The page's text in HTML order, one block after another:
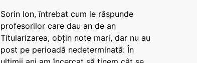
Sorin Ion, întrebat cum le răspunde
profesorilor care dau an de an
Titularizarea, obțin note mari, dar nu au
post pe perioadă nedeterminată: În